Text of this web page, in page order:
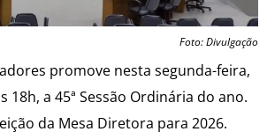
Foto: Divulgação
promove nesta segunda-feira,
18h, a 45ª Sessão Ordinária do ano.
da Mesa Diretora para 2026.